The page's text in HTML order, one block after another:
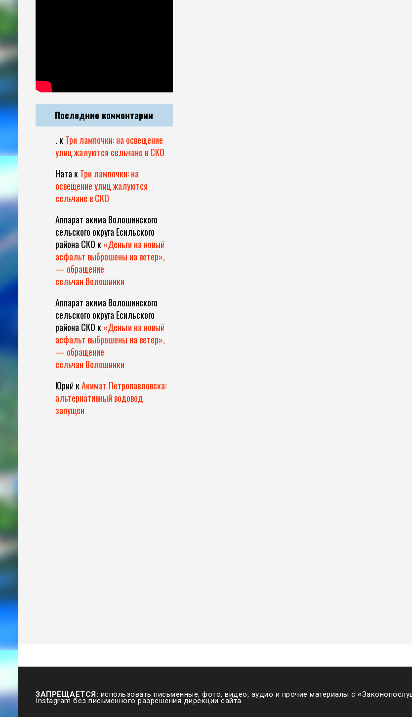
Последние комментарии
. кТри лампочки: на освещение
улиц жалуются сельчане в СКО
Ната кТри лампочки: на
освещение улиц жалуются
сельчане в СКО
Аппарат акима Волошинского
сельского округа Есильского
района СКО к«Деньги на новый
асфальт выброшены на ветер»,
— обращение
сельчан Волошинки
Аппарат акима Волошинского
сельского округа Есильского
района СКО к«Деньги на новый
асфальт выброшены на ветер»,
— обращение
сельчан Волошинки
Юрий кАкимат Петропавловска:
альтернативный водовод
запущен
ЗАПРЕЩАЕТСЯ: использовать письменные, фото, видео, аудио и прочие материалы с «
Instagram без письменного разрешения дирекции сайта.